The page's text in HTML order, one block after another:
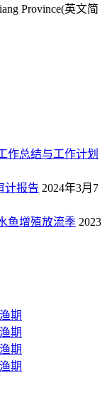
Province(英文简
作总结与工作计划
计报告 2024年3月7
鱼增殖放流季 2023
期
期
期
期